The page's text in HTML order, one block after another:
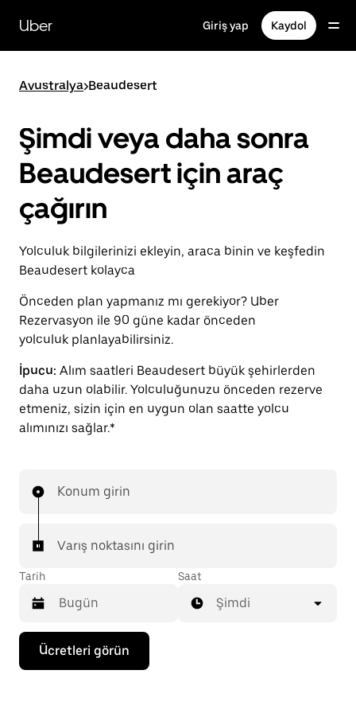
içeriğe
gidinUber Giriş yap Kaydol
Avustralya>Beaudesert
Şimdi veya daha sonra
Beaudesert için araç
çağırın
Yolculuk bilgilerinizi ekleyin, araca binin ve keşfedin
Beaudesert kolayca
Önceden plan yapmanız mı gerekiyor? Uber
Rezervasyon ile 90 güne kadar önceden
yolculuk planlayabilirsiniz.
İpucu: Alım saatleri Beaudesert büyük şehirlerden
daha uzun olabilir. Yolculuğunuzu önceden rezerve
etmeniz, sizin için en uygun olan saatte yolcu
alımınızı sağlar.*
Konum girin
Varış noktasını girin
Tarih
Takvimle
etkileşime
geçmek
Saat
Şimdi
Ücretleri görün